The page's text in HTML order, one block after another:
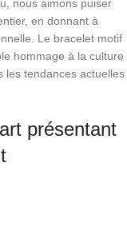
nous aimons puiser
en donnant à
Le bracelet motif
hommage à la culture
les tendances actuelles
présentant